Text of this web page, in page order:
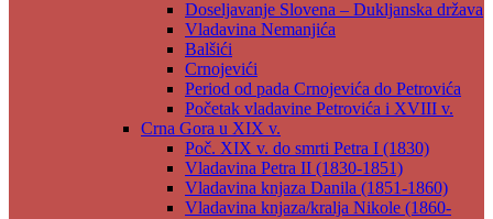
Doseljavanje Slovena – Dukljanska država
Vladavina Nemanjića
Balšići
Crnojevići
Period od pada Crnojevića do Petrovića
Početak vladavine Petrovića i XVIII v.
Crna Gora u XIX v.
Poč. XIX v. do smrti Petra I (1830)
Vladavina Petra II (1830-1851)
Vladavina knjaza Danila (1851-1860)
Vladavina knjaza/kralja Nikole (1860-